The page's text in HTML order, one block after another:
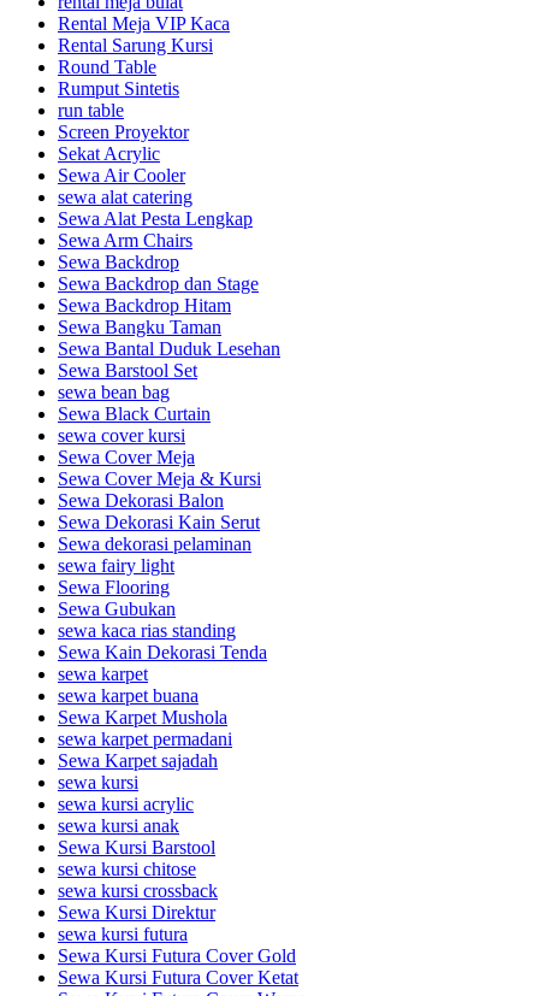
Rental Meja VIP Kaca
Rental Sarung Kursi
Round Table
Rumput Sintetis
run table
Screen Proyektor
Sekat Acrylic
Sewa Air Cooler
sewa alat catering
Sewa Alat Pesta Lengkap
Sewa Arm Chairs
Sewa Backdrop
Sewa Backdrop dan Stage
Sewa Backdrop Hitam
Sewa Bangku Taman
Sewa Bantal Duduk Lesehan
Sewa Barstool Set
sewa bean bag
Sewa Black Curtain
sewa cover kursi
Sewa Cover Meja
Sewa Cover Meja & Kursi
Sewa Dekorasi Balon
Sewa Dekorasi Kain Serut
Sewa dekorasi pelaminan
sewa fairy light
Sewa Flooring
Sewa Gubukan
sewa kaca rias standing
Sewa Kain Dekorasi Tenda
sewa karpet
sewa karpet buana
Sewa Karpet Mushola
sewa karpet permadani
Sewa Karpet sajadah
sewa kursi
sewa kursi acrylic
sewa kursi anak
Sewa Kursi Barstool
sewa kursi chitose
sewa kursi crossback
Sewa Kursi Direktur
sewa kursi futura
Sewa Kursi Futura Cover Gold
Sewa Kursi Futura Cover Ketat